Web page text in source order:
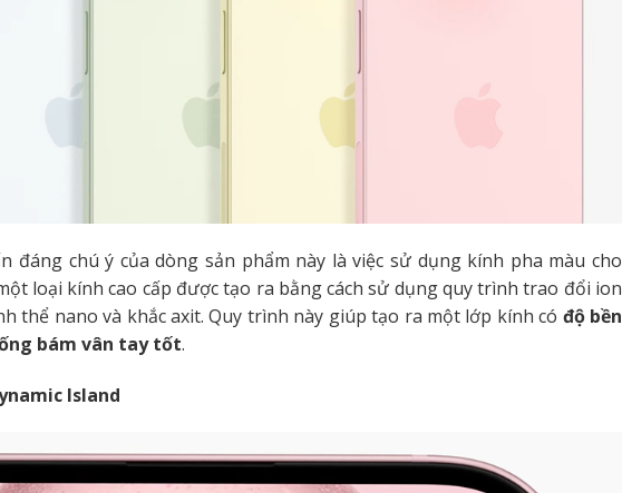
đáng chú ý của dòng sản phẩm này là việc sử dụng kính pha màu cho
loại kính cao cấp được tạo ra bằng cách sử dụng quy trình trao đổi ion
thể nano và khắc axit. Quy trình này giúp tạo ra một lớp kính có độ bền
bám vân tay tốt.
Island